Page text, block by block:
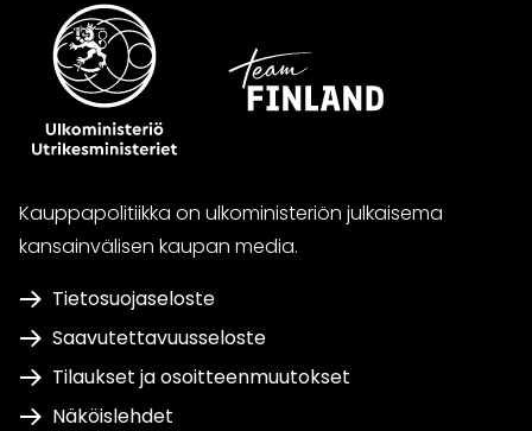
Kauppapolitiikka on ulkoministeriön julkaisema
kansainvälisen kaupan media.
Tietosuojaseloste
Saavutettavuusseloste
Tilaukset ja osoitteenmuutokset
Näköislehdet